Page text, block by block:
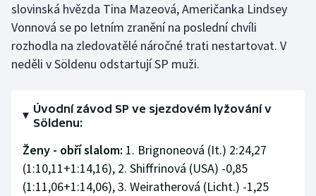
Stolní tenis
Triatlon
Vodní slalom
Volejbal
Ostatní
slovinská hvězda Tina Mazeová, Američanka Lindsey
Vonnová se po letním zranění na poslední chvíli
rozhodla na zledovatělé náročné trati nestartovat. V
neděli v Söldenu odstartují SP muži.
Úvodní závod SP ve sjezdovém lyžování v
Söldenu:
Ženy - obří slalom: 1. Brignoneová (It.) 2:24,27
(1:10,11+1:14,16), 2. Shiffrinová (USA) -0,85
(1:11,06+1:14,06), 3. Weiratherová (Licht.) -1,25